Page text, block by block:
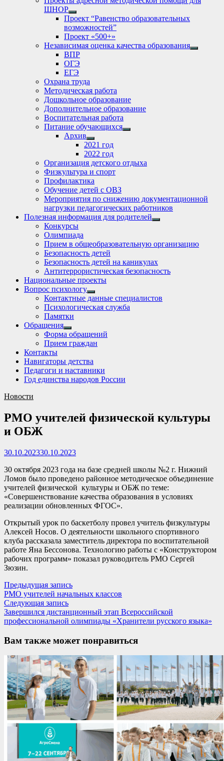
ШНОР
Show
sub
menu
Проект “Равенство образовательных
возможностей”
Проект «500+»
Независимая оценка качества образования
Show
ВПР
ОГЭ
ЕГЭ
Охрана труда
Методическая работа
Дошкольное образование
Дополнительное образование
Воспитательная работа
Питание обучающихся
Show
Архив
Show
sub
menu
2021 год
2022 год
Организация детского отдыха
Физкультура и спорт
Профилактика
Обучение детей с ОВЗ
Мероприятия по снижению документационной
нагрузки педагогических работников
Полезная информация для родителей
Show
Конкурсы
Олимпиада
Прием в общеобразовательную организацию
Безопасность детей
Безопасность детей на каникулах
Антитеррористическая безопасность
Национальные проекты
Вопрос психологу
Show
sub
menu
Контактные данные специалистов
Психологическая служба
Памятки
Обращения
Show
sub
menu
Форма обращений
Прием граждан
Контакты
Навигаторы детства
Педагоги и наставники
Год единства народов России
Новости
РМО учителей физической культуры
и ОБЖ
30.10.202330.10.2023
30 октября 2023 года на базе средней школы №2 г. Нижний
Ломов было проведено районное методическое объединение
учителей физической культуры и ОБЖ по теме:
«Совершенствование качества образования в условиях
реализации обновленных ФГОС».
Открытый урок по баскетболу провел учитель физкультуры
Алексей Носов. О деятельности школьного спортивного
клуба рассказала заместитель директора по воспитательной
работе Яна Бессонова. Технологию работы с «Конструктором
рабочих программ» показал руководитель РМО Сергей
Зюзин.
Навигация
по
записям
Предыдущая записьПредыдущая
запись:
РМО учителей начальных классов
Следующая записьСледующая
запись:
Завершился дистанционный этап Всероссийской
профессиональной олимпиады «Хранители русского языка»
Вам также может понравиться